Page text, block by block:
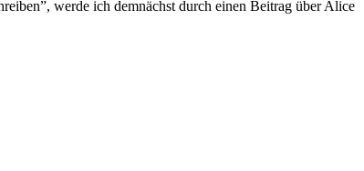
wer­de ich dem­nächst durch ei­nen Bei­trag über Ali­ce